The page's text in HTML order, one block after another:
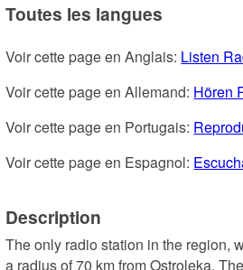
Toutes les langues
Voir cette page en Anglais: Listen
Voir cette page en Allemand: Hören
Voir cette page en Portugais:
Voir cette page en Espagnol:
Description
The only radio station in the region,
a radius of 70 km from Ostroleka.